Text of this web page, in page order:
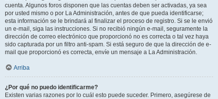
cuenta. Algunos foros disponen que las cuentas deben ser activadas, ya sea
por usted mismo o por La Administración, antes de que pueda identificarse;
esta información se le brindará al finalizar el proceso de registro. Si se le envió
un e-mail, siga las instrucciones. Si no recibió ningún e-mail, seguramente la
dirección de correo electrónico que proporcionó no es correcta o tal vez haya
sido capturada por un filtro anti-spam. Si está seguro de que la dirección de e-
mail que proporcionó es correcta, envíe un mensaje a La Administración.
Arriba
¿Por qué no puedo identificarme?
Existen varias razones por lo cuál esto puede suceder. Primero, asegúrese de